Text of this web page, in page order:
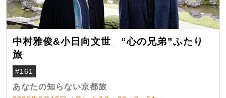
中村雅俊&小日向文世 “心の兄弟”ふたり
旅
#161
あなたの知らない京都旅